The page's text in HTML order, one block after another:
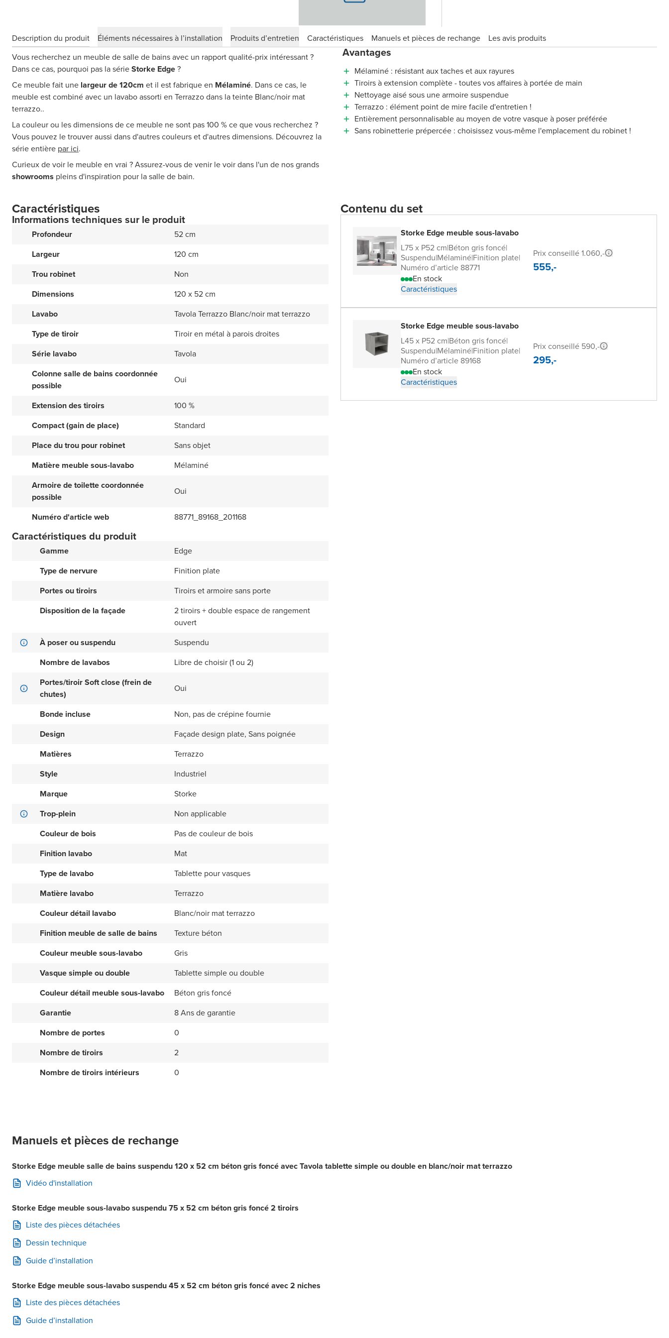
Description du produit Éléments nécessaires à l’installation Produits d’entretien Caractéristiques Manuels et pièces de rechange
Les avis produits
Vous recherchez un meuble de salle de bains avec un rapport qualité-prix intéressant ?
Dans ce cas, pourquoi pas la sérieStorke Edge?
Ce meuble fait une largeur de 120cm et il est fabrique en Mélaminé. Dans ce cas, le
meuble est combiné avec un lavabo assorti en Terrazzo dans la teinte Blanc/noir mat
terrazzo..
La couleur ou les dimensions de ce meuble ne sont pas 100 % ce que vous recherchez ?
Vous pouvez le trouver aussi dans d'autres couleurs et d'autres dimensions. Découvrez la
série entière par ici.
Curieux de voir le meuble en vrai ? Assurez-vous de venir le voir dans l'un de nos grands
showrooms pleins d'inspiration pour la salle de bain.
Avantages
Mélaminé : résistant aux taches et aux rayures
Tiroirs à extension complète - toutes vos affaires à portée de main
Nettoyage aisé sous une armoire suspendue
Terrazzo : élément point de mire facile d'entretien !
Entièrement personnalisable au moyen de votre vasque à poser préférée
Sans robinetterie prépercée : choisissez vous-même l'emplacement du robinet !
Caractéristiques
Informations techniques sur le produit
Profondeur
52 cm
Largeur
120 cm
Trou robinet
Non
Dimensions
120 x 52 cm
Lavabo
Tavola Terrazzo Blanc/noir mat terrazzo
Type de tiroir
Tiroir en métal à parois droites
Série lavabo
Tavola
Colonne salle de bains coordonnée
possible
Oui
Extension des tiroirs
100 %
Compact (gain de place)
Standard
Place du trou pour robinet
Sans objet
Matière meuble sous-lavabo
Mélaminé
Armoire de toilette coordonnée
possible
Oui
Numéro d'article web 88771_89168_201168
Caractéristiques du produit
Gamme
Edge
Type de nervure
Finition plate
Portes ou tiroirs
Tiroirs et armoire sans porte
Disposition de la façade
2 tiroirs + double espace de rangement
ouvert
À poser ou suspendu
Suspendu
Nombre de lavabos
Libre de choisir (1 ou 2)
Portes/tiroir Soft close (frein de
chutes)
Oui
Bonde incluse
Non, pas de crépine fournie
Design
Façade design plate, Sans poignée
Matières
Terrazzo
Style
Industriel
Marque
Storke
Trop-plein
Non applicable
Couleur de bois
Pas de couleur de bois
Finition lavabo
Mat
Type de lavabo
Tablette pour vasques
Matière lavabo
Terrazzo
Couleur détail lavabo
Blanc/noir mat terrazzo
Finition meuble de salle de bains
Texture béton
Couleur meuble sous-lavabo
Gris
Vasque simple ou double
Tablette simple ou double
Couleur détail meuble sous-lavabo
Béton gris foncé
Garantie
8 Ans de garantie
Nombre de portes
0
Nombre de tiroirs
2
Nombre de tiroirs intérieurs
0
Contenu du set
Storke Edge meuble sous-lavabo
L75 x P52 cm|Béton gris foncé|
Suspendu|Mélaminé|Finition plate|
Numéro d’article 88771
En stock
Caractéristiques
Prix conseillé 1.060,-
555,-
Storke Edge meuble sous-lavabo
L45 x P52 cm|Béton gris foncé|
Suspendu|Mélaminé|Finition plate|
Numéro d’article 89168
En stock
Caractéristiques
Prix conseillé 590,-
295,-
Manuels et pièces de rechange
Storke Edge meuble salle de bains suspendu 120 x 52 cm béton gris foncé avec Tavola tablette simple ou double en blanc/noir mat terrazzo
Vidéo d'installation
Storke Edge meuble sous-lavabo suspendu 75 x 52 cm béton gris foncé 2 tiroirs
Liste des pièces détachées
Dessin technique
Guide d’installation
Storke Edge meuble sous-lavabo suspendu 45 x 52 cm béton gris foncé avec 2 niches
Liste des pièces détachées
Guide d’installation